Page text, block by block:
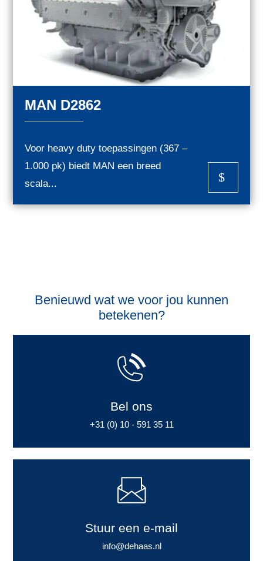
MAN D2862
Voor heavy duty toepassingen (367 –
1.000 pk) biedt MAN een breed
scala...
$
Benieuwd wat we voor jou kunnen
betekenen?
Bel ons
+31 (0) 10 - 591 35 11
Stuur een e-mail
info@dehaas.nl